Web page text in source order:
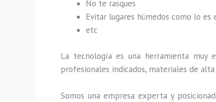
No te rasques
Evitar lugares húmedos como lo
etc
La tecnología es una herramienta
profesionales indicados, materiales de
Somos una empresa experta y